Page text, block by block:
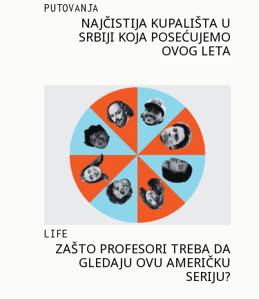
PUTOVANJA
NAJČISTIJA KUPALIŠTA U
SRBIJI KOJA POSEĆUJEMO
OVOG LETA
LIFE
ZAŠTO PROFESORI TREBA DA
GLEDAJU OVU AMERIČKU
SERIJU?